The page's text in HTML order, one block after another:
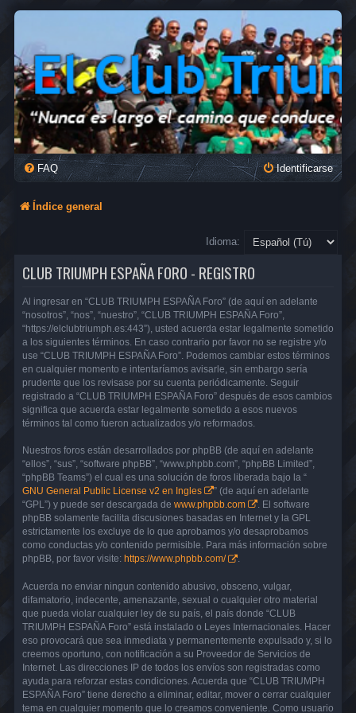
FAQ Identificarse
Índice general
Idioma:
CLUB TRIUMPH ESPAÑA FORO - REGISTRO
Al ingresar en “CLUB TRIUMPH ESPAÑA Foro” (de aquí en adelante
“nosotros”, “nos”, “nuestro”, “CLUB TRIUMPH ESPAÑA Foro”,
“https://elclubtriumph.es:443”), usted acuerda estar legalmente sometido
a los siguientes términos. En caso contrario por favor no se registre y/o
use “CLUB TRIUMPH ESPAÑA Foro”. Podemos cambiar estos términos
en cualquier momento e intentaríamos avisarle, sin embargo sería
prudente que los revisase por su cuenta periódicamente. Seguir
registrado a “CLUB TRIUMPH ESPAÑA Foro” después de esos cambios
significa que acuerda estar legalmente sometido a esos nuevos
términos tal como fueron actualizados y/o reformados.
Nuestros foros están desarrollados por phpBB (de aquí en adelante
“ellos”, “sus”, “software phpBB”, “www.phpbb.com”, “phpBB Limited”,
“phpBB Teams”) el cual es una solución de foros liberada bajo la “
GNU General Public License v2 en Ingles
” (de aquí en adelante
“GPL”) y puede ser descargada de www.phpbb.com
. El software
phpBB solamente facilita discusiones basadas en Internet y la GPL
estrictamente los excluye de lo que aprobamos y/o desaprobamos
como conductas y/o contenido permisible. Para más información sobre
phpBB, por favor visite: https://www.phpbb.com/ .
Acuerda no enviar ningun contenido abusivo, obsceno, vulgar,
difamatorio, indecente, amenazante, sexual o cualquier otro material
que pueda violar cualquier ley de su país, el país donde “CLUB
TRIUMPH ESPAÑA Foro” está instalado o Leyes Internacionales. Hacer
eso provocará que sea inmediata y permanentemente expulsado y, si lo
creemos oportuno, con notificación a su Proveedor de Servicios de
Internet. Las direcciones IP de todos los envíos son registradas como
ayuda para reforzar estas condiciones. Acuerda que “CLUB TRIUMPH
ESPAÑA Foro” tiene derecho a eliminar, editar, mover o cerrar cualquier
tema en cualquier momento que lo creamos conveniente. Como usuario